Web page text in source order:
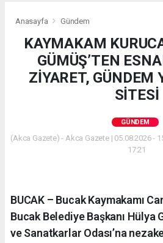
Anasayfa Gündem
KAYMAKAM
GÜMÜŞ’TEN
ZİYARET, GÜNDEM
SİTESİ
GÜNDEM
(Akca Gazete) - Akca Gazete | 05.08.2026 -
17:21
BUCAK – Bucak Kaymakamı
Bucak Belediye Başkanı Hülya
ve Sanatkarlar Odası’na